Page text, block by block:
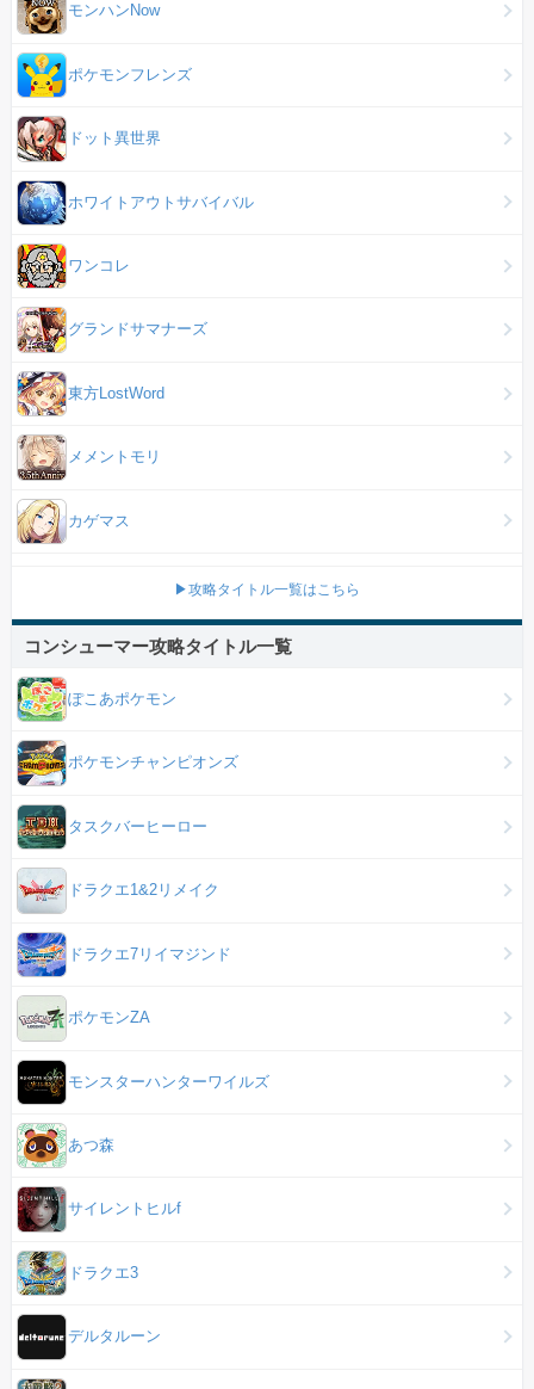
モンハンNow
ポケモンフレンズ
ドット異世界
ホワイトアウトサバイバル
ワンコレ
グランドサマナーズ
東方LostWord
メメントモリ
カゲマス
▶攻略タイトル一覧はこちら
コンシューマー攻略タイトル一覧
ぽこあポケモン
ポケモンチャンピオンズ
タスクバーヒーロー
ドラクエ1&2リメイク
ドラクエ7リイマジンド
ポケモンZA
モンスターハンターワイルズ
あつ森
サイレントヒルf
ドラクエ3
デルタルーン